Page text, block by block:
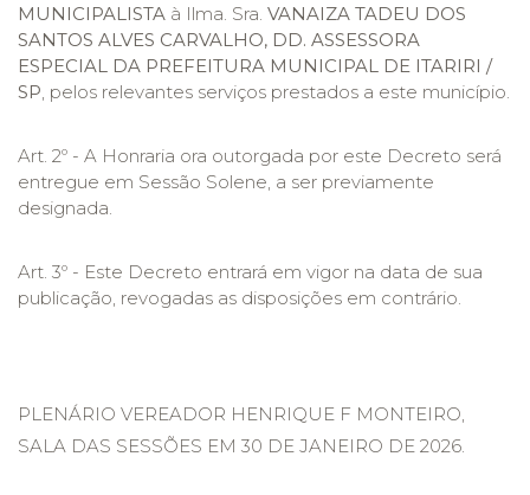
MUNICIPALISTA à Ilma. Sra. VANAIZA TADEU DOS
SANTOS ALVES CARVALHO, DD. ASSESSORA
ESPECIAL DA PREFEITURA MUNICIPAL DE ITARIRI /
SP, pelos relevantes serviços prestados a este município.
Art. 2º - A Honraria ora outorgada por este Decreto será
entregue em Sessão Solene, a ser previamente
designada.
Art. 3º - Este Decreto entrará em vigor na data de sua
publicação, revogadas as disposições em contrário.
PLENÁRIO VEREADOR HENRIQUE F MONTEIRO,
SALA DAS SESSÕES EM 30 DE JANEIRO DE 2026.